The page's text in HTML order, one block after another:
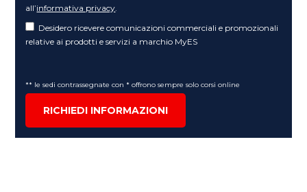
all’informativa privacy.
Desidero ricevere comunicazioni commerciali e promozionali
relative ai prodotti e servizi a marchio MyES
** le sedi contrassegnate con * offrono sempre solo corsi online
RICHIEDI INFORMAZIONI